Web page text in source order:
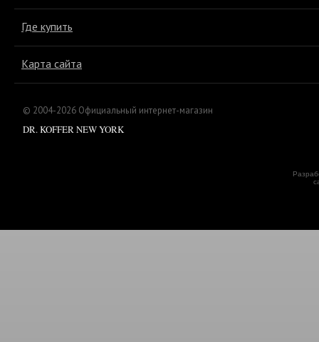
Где купить
Карта сайта
© 2004-2026 Официальный интернет-магазин
DR. KOFFER NEW YORK